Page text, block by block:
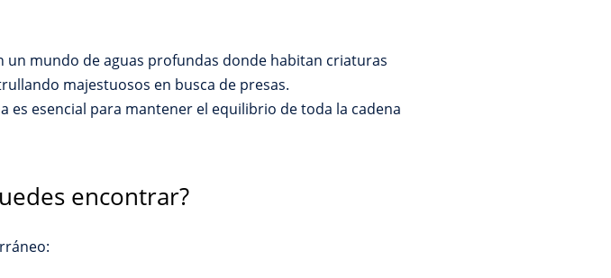
un mundo de aguas profundas donde habitan criaturas
majestuosos en busca de presas.
es esencial para mantener el equilibrio de toda la cadena
encontrar?